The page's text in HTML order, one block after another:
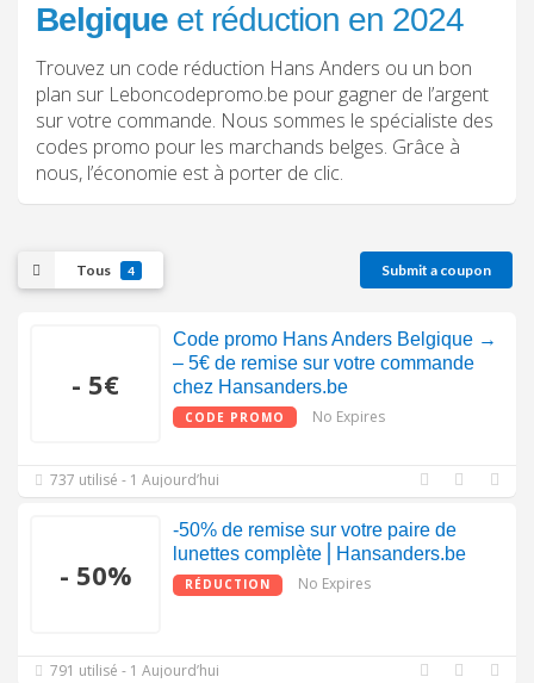
Belgique et réduction en 2024
Trouvez un code réduction Hans Anders ou un bon
plan sur Leboncodepromo.be pour gagner de l’argent
sur votre commande. Nous sommes le spécialiste des
codes promo pour les marchands belges. Grâce à
nous, l’économie est à porter de clic.
Tous 4 Submit a coupon
- 5€
Code promo Hans Anders Belgique →
– 5€ de remise sur votre commande
chez Hansanders.be
CODE PROMO No Expires
737 utilisé - 1 Aujourd’hui
- 50%
-50% de remise sur votre paire de
lunettes complète⎪Hansanders.be
RÉDUCTION No Expires
791 utilisé - 1 Aujourd’hui